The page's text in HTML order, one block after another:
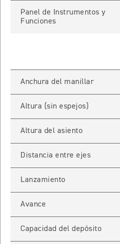
NEWTIGER SPORT 660
TIGER 800 SPORT
Precio desde $11.390.000
Panel de Instrumentos y
Funciones
Anchura del manillar
Altura (sin espejos)
Altura del asiento
Distancia entre ejes
Lanzamiento
Avance
Capacidad del depósito